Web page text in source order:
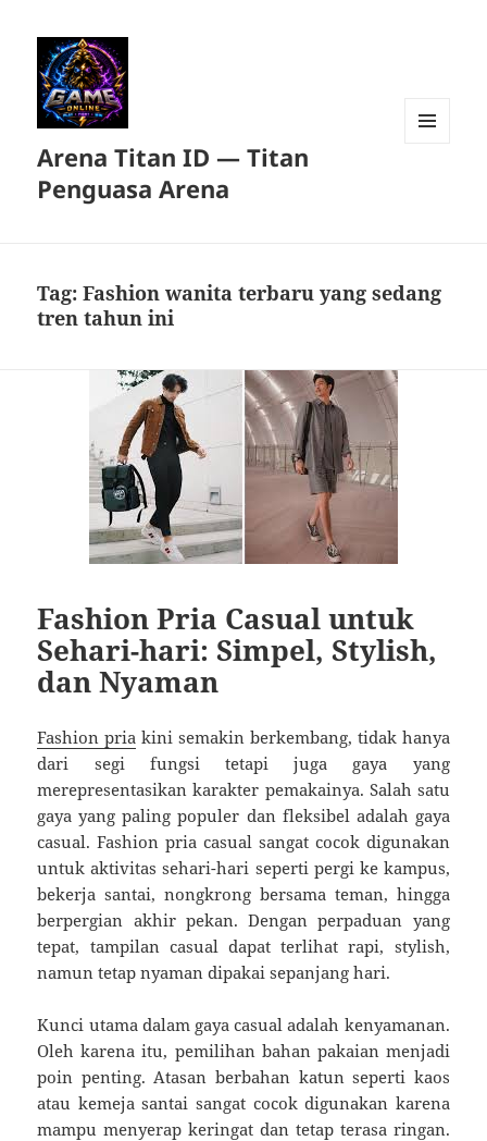
Arena Titan ID — Titan
Penguasa Arena
Tag:Fashion wanita terbaru yang sedang
tren tahun ini
Fashion Pria Casual untuk
Sehari-hari: Simpel, Stylish,
dan Nyaman
Fashion pria kini semakin berkembang, tidak hanya
dari segi fungsi tetapi juga gaya yang
merepresentasikan karakter pemakainya. Salah satu
gaya yang paling populer dan fleksibel adalah gaya
casual. Fashion pria casual sangat cocok digunakan
untuk aktivitas sehari-hari seperti pergi ke kampus,
bekerja santai, nongkrong bersama teman, hingga
berpergian akhir pekan. Dengan perpaduan yang
tepat, tampilan casual dapat terlihat rapi, stylish,
namun tetap nyaman dipakai sepanjang hari.
Kunci utama dalam gaya casual adalah kenyamanan.
Oleh karena itu, pemilihan bahan pakaian menjadi
poin penting. Atasan berbahan katun seperti kaos
atau kemeja santai sangat cocok digunakan karena
mampu menyerap keringat dan tetap terasa ringan.